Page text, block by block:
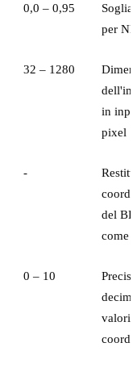
0,0 – 0,95
Soglia
per
32 – 1280
in
pixel
-
del
come
0 – 10
valori